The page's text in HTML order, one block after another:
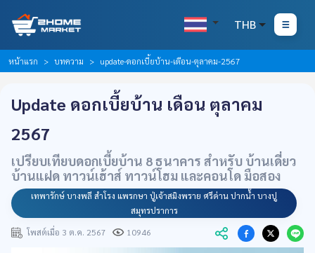
THB
หน้าแรก บทความ update-ดอกเบี้ยบ้าน-เดือน-ตุลาคม-2567
Update ดอกเบี้ยบ้าน เดือน ตุลาคม
2567
เปรียบเทียบดอกเบี้ยบ้าน 8 ธนาคาร สำหรับ บ้านเดี่ยว
บ้านแฝด ทาวน์เฮ้าส์ ทาวน์โฮม และคอนโด มือสอง
เทพารักษ์ บางพลี สำโรง แพรกษา ปู่เจ้าสมิงพราย ศรีด่าน ปากน้ำ บางปู
สมุทรปราการ
โพสต์เมื่อ 3 ต.ค. 2567
10946